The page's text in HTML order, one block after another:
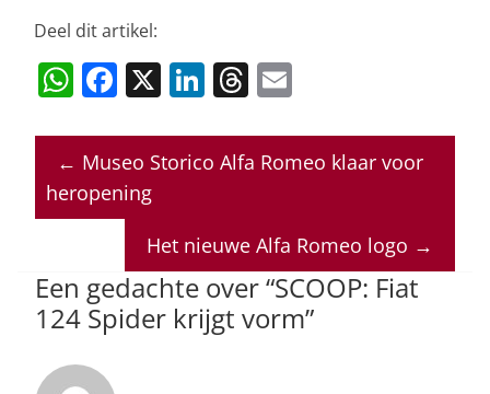
Deel dit artikel:
W
at
s
A
p
F
c
e
b
o
k
X Li
k
e
n
T
re
a
s
ai
l
← Museo Storico Alfa Romeo klaar voor
heropening
Het nieuwe Alfa Romeo logo →
Een gedachte over “SCOOP: Fiat
124 Spider krijgt vorm”